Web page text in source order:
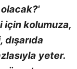
için kolumuza,
dışarıda
yeter.